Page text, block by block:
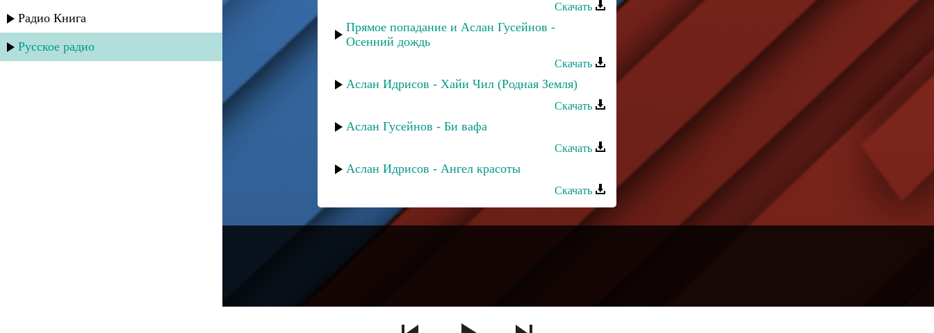
Радио Книга
Русское радио
Скачать
Прямое попадание и Аслан Гусейнов -
Осенний дождь
Скачать
Аслан Идрисов - Хайи Чил (Родная Земля)
Скачать
Аслан Гусейнов - Би вафа
Скачать
Аслан Идрисов - Ангел красоты
Скачать